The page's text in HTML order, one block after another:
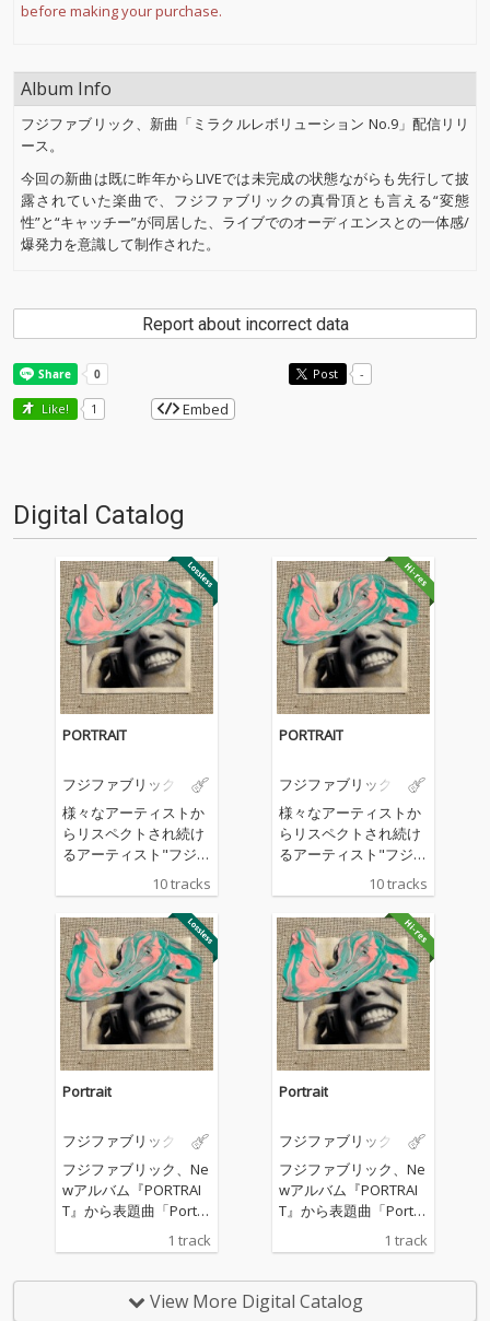
before making your purchase.
Album Info
フジファブリック、新曲「ミラクルレボリューション No.9」配信リリ
ース。
今回の新曲は既に昨年からLIVEでは未完成の状態ながらも先行して披
露されていた楽曲で、フジファブリックの真骨頂とも言える“変態
性”と“キャッチー”が同居した、ライブでのオーディエンスとの一体感/
爆発力を意識して制作された。
Report about incorrect data
Post -
Like! 1 Embed
Digital Catalog
PORTRAIT
フジファブリック
様々なアーティストか
らリスペクトされ続け
るアーティスト"フジフ
ァブリック"。 2月から
は3作連続の配信限定S
gをリリースし、3月に
リリースした「瞳のラ
ンデヴー」ではフレデ
リックとのコラボレー
ションも話題を呼ん
だ。 10月クールではTV
アニメ『新しい上司は
ど天然』OPテーマを務
め、そんな中、2024年
にデビュー20周年を迎
年ぶりにフルアルバム
をリリース。
10 tracks
PORTRAIT
フジファブリック
様々なアーティストか
らリスペクトされ続け
るアーティスト"フジフ
ァブリック"。 2月から
は3作連続の配信限定S
gをリリースし、3月に
リリースした「瞳のラ
ンデヴー」ではフレデ
リックとのコラボレー
ションも話題を呼ん
だ。 10月クールではTV
アニメ『新しい上司は
ど天然』OPテーマを務
め、そんな中、2024年
にデビュー20周年を迎
年ぶりにフルアルバム
をリリース。
10 tracks
Portrait
フジファブリック
フジファブリック、Ne
wアルバム『PORTRAI
T』から表題曲「Portra
1 track
Portrait
フジファブリック
フジファブリック、Ne
wアルバム『PORTRAI
T』から表題曲「Portra
1 track
View More Digital Catalog